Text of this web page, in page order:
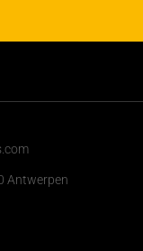
Antwerpen